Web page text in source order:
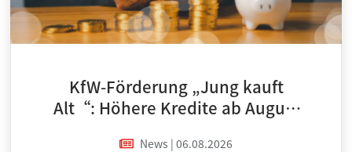
KfW-Förderung „Jung kauft
Alt“: Höhere Kredite ab August
News | 06.08.2026